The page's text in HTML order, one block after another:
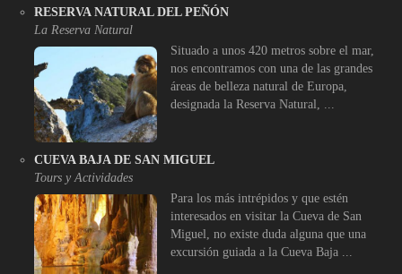
RESERVA NATURAL DEL PEÑÓN
La Reserva Natural
Situado a unos 420 metros sobre el mar,
nos encontramos con una de las grandes
áreas de belleza natural de Europa,
designada la Reserva Natural, ...
CUEVA BAJA DE SAN MIGUEL
Tours y Actividades
Para los más intrépidos y que estén
interesados en visitar la Cueva de San
Miguel, no existe duda alguna que una
excursión guiada a la Cueva Baja ...